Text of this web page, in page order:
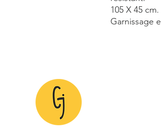
105 X 45 cm.
Garnissage